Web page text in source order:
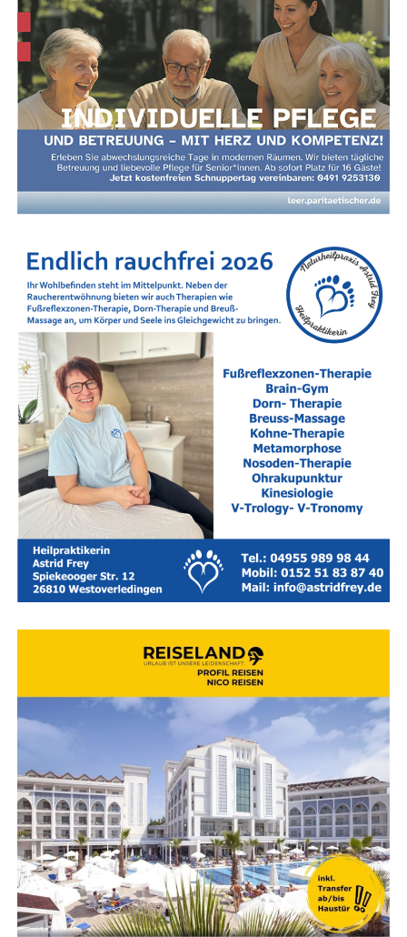
Wor­auf bei der Buchung geach­tet
wer­den sollte
Nicht jedes Hotel, das sich mit dem Sie­gel „fami­li­en­
freund­lich“ schmückt, hält in der Pra­xis alle Ver­spre­chen.
Ein genau­er Blick auf die Aus­stat­tungs­de­tails lohnt sich
daher vor der Entscheidung:
Kin­der­be­treu­ung:Gibt es qua­li­fi­zier­te Betreu­ung
in alters­ge­recht auf­ge­teil­ten Gruppen?
Sprach­an­ge­bot:Wer­den die Akti­vi­tä­ten im Kids-
QUEEN MAY ROCK – A Tri­bu­te to Queen
Show­time! QUEEN MAY ROCK zün­det ein Feu­er­
werk aus Queen-Klas­si­kern – vol­ler Gla­mour, Chö­
re und legen­dä­rer Rock-Oper-Momen­te. Eine
Hom­mage an eine der größ­ten Bands aller Zei­ten
– mit dem Anspruch, dem Ori­gi­nal­ge­fühl so nah
wie mög­lich zu kommen.
Der Vor­ver­kauf star­tet zeitnah.
Star­ke Part­ner an Bord
Unter­stützt wird das Fes­ti­val von star­ken Part­nern aus der
Region:
Alli­anz Bohl­mann, Möbel­haus Berg­enthal, DÜRING
Immo­bi­li­en, Kru­se Moden, Men­gers am Markt sowie
TUI Rei­se­Cen­ter Bohlmann.
Medi­en­part­ner:Lese­r­ECHO-Ver­lag und dieFace­book­
sei­te „Wir Leera­ner“.
Anzeige
Rei­se­land — Ihr Rei­se­bü­ro für Ost­frie­sand — Leer — Aurich
— Emden